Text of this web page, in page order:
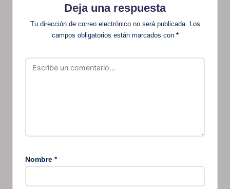
Deja una respuesta
Tu dirección de correo electrónico no será publicada. Los
campos obligatorios están marcados con *
Nombre *